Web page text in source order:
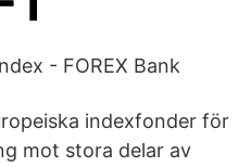
- FOREX Bank
indexfonder för
mot stora delar av